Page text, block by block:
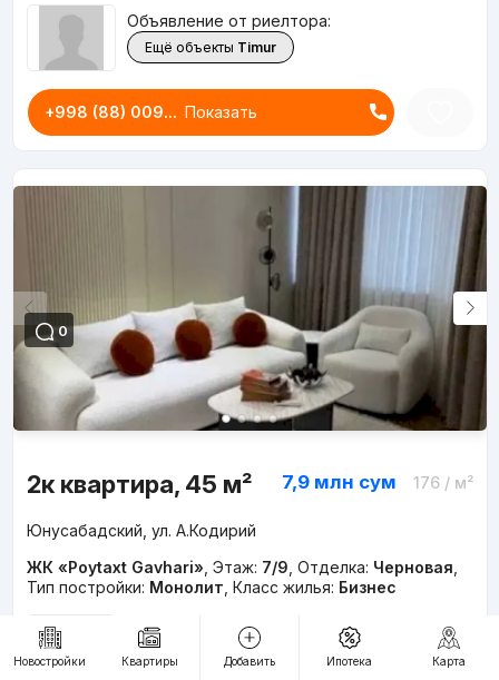
Объявление от риелтора:
Ещё объекты Timur
+998 (88) 009... Показать
0
2к квартира, 45 м² 7,9 млн сум 176/ м²
Юнусабадский, ул. А.Кодирий
ЖК «Poytaxt Gavhari» Этаж: 7/9 Отделка: Черновая
Тип постройки: Монолит Класс жилья: Бизнес
Объявление от риелтора:
Ещё объекты Timur
Новостройки Квартиры Добавить Ипотека Карта